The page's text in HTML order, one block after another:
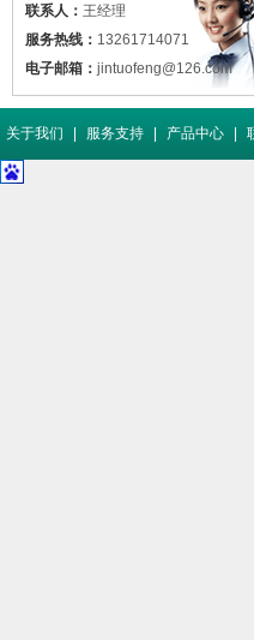
联系人： 王经理
服务热线： 13261714071
电子邮箱： jintuofeng@126.com
关于我们 服务支持 产品中心